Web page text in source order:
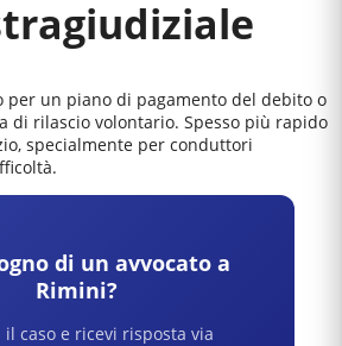
un piano di pagamento del debito o
di rilascio volontario. Spesso più rapido
specialmente per conduttori
di un avvocato a
Rimini?
il caso e ricevi risposta via